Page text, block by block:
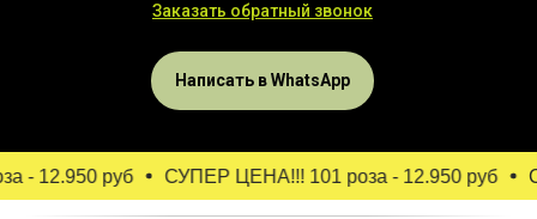
Заказать обратный звонок
Написать в WhatsApp
- 12.950 руб СУПЕР ЦЕНА!!! 101 роза - 12.950 руб